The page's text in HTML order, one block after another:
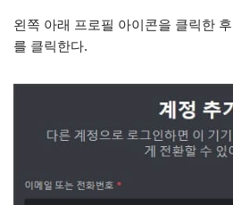
왼쪽 아래 프로필 아이콘을 클릭한 후
를 클릭한다.